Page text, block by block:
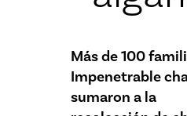
Más de 100
Impenetrable
sumaron a la